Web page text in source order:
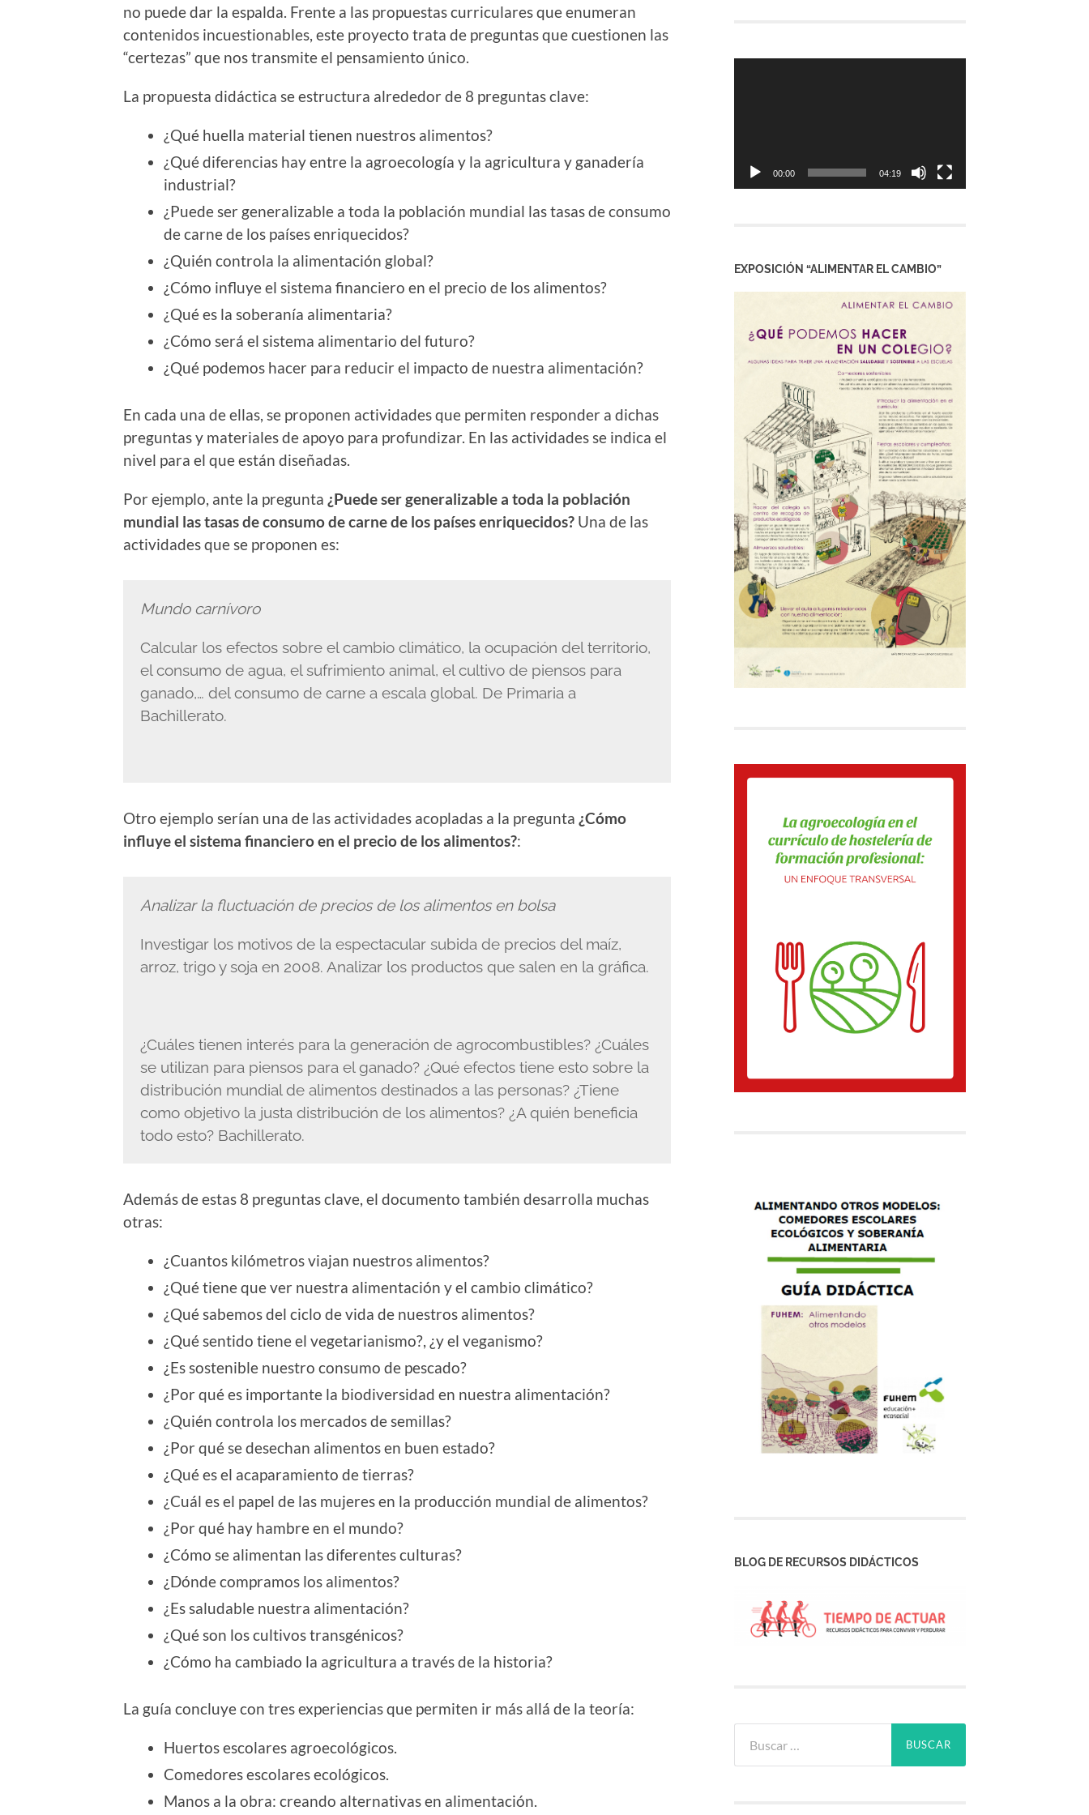
no puede dar la espalda. Frente a las propuestas curriculares que enumeran
contenidos incuestionables, este proyecto trata de preguntas que cuestionen las
“certezas” que nos transmite el pensamiento único.
La propuesta didáctica se estructura alrededor de 8 preguntas clave:
¿Qué huella material tienen nuestros alimentos?
¿Qué diferencias hay entre la agroecología y la agricultura y ganadería
industrial?
¿Puede ser generalizable a toda la población mundial las tasas de consumo
de carne de los países enriquecidos?
¿Quién controla la alimentación global?
¿Cómo influye el sistema financiero en el precio de los alimentos?
¿Qué es la soberanía alimentaria?
¿Cómo será el sistema alimentario del futuro?
¿Qué podemos hacer para reducir el impacto de nuestra alimentación?
En cada una de ellas, se proponen actividades que permiten responder a dichas
preguntas y materiales de apoyo para profundizar. En las actividades se indica el
nivel para el que están diseñadas.
Por ejemplo, ante la pregunta ¿Puede ser generalizable a toda la población
mundial las tasas de consumo de carne de los países enriquecidos? Una de las
actividades que se proponen es:
Mundo carnívoro
Calcular los efectos sobre el cambio climático, la ocupación del territorio,
el consumo de agua, el sufrimiento animal, el cultivo de piensos para
ganado,… del consumo de carne a escala global. De Primaria a
Bachillerato.
Otro ejemplo serían una de las actividades acopladas a la pregunta ¿Cómo
influye el sistema financiero en el precio de los alimentos?:
Analizar la fluctuación de precios de los alimentos en bolsa
Investigar los motivos de la espectacular subida de precios del maíz,
arroz, trigo y soja en 2008. Analizar los productos que salen en la gráfica.
¿Cuáles tienen interés para la generación de agrocombustibles? ¿Cuáles
se utilizan para piensos para el ganado? ¿Qué efectos tiene esto sobre la
distribución mundial de alimentos destinados a las personas? ¿Tiene
como objetivo la justa distribución de los alimentos? ¿A quién beneficia
todo esto? Bachillerato.
Además de estas 8 preguntas clave, el documento también desarrolla muchas
otras:
¿Cuantos kilómetros viajan nuestros alimentos?
¿Qué tiene que ver nuestra alimentación y el cambio climático?
¿Qué sabemos del ciclo de vida de nuestros alimentos?
¿Qué sentido tiene el vegetarianismo?, ¿y el veganismo?
¿Es sostenible nuestro consumo de pescado?
¿Por qué es importante la biodiversidad en nuestra alimentación?
¿Quién controla los mercados de semillas?
¿Por qué se desechan alimentos en buen estado?
¿Qué es el acaparamiento de tierras?
¿Cuál es el papel de las mujeres en la producción mundial de alimentos?
¿Por qué hay hambre en el mundo?
¿Cómo se alimentan las diferentes culturas?
¿Dónde compramos los alimentos?
¿Es saludable nuestra alimentación?
¿Qué son los cultivos transgénicos?
¿Cómo ha cambiado la agricultura a través de la historia?
La guía concluye con tres experiencias que permiten ir más allá de la teoría:
Huertos escolares agroecológicos.
Comedores escolares ecológicos.
Manos a la obra: creando alternativas en alimentación.
00:00 04:19
EXPOSICIÓN “ALIMENTAR EL CAMBIO”
BLOG DE RECURSOS DIDÁCTICOS